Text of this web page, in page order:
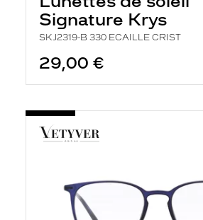
Signature Krys
SKJ2319-B 330 ECAILLE CRIST
29,00 €